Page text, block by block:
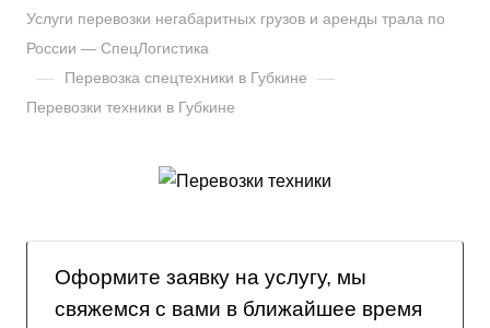
Услуги перевозки негабаритных грузов и аренды трала по
России — СпецЛогистика
— Перевозка спецтехники в Губкине —
Перевозки техники в Губкине
Оформите заявку на услугу, мы
свяжемся с вами в ближайшее время